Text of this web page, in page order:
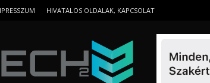
HIVATALOS OLDALAK, KAPCSOLAT